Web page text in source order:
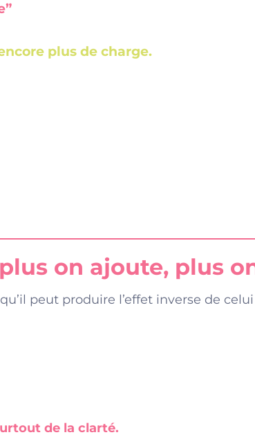
plus de charge.
on ajoute, plus
peut produire l’effet inverse de
de la clarté.